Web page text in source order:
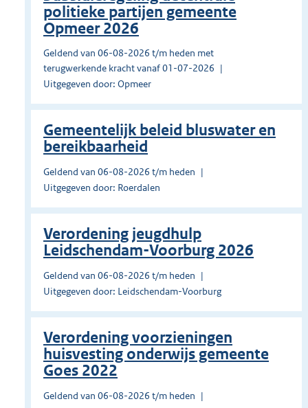
politieke partijen gemeente
Opmeer 2026
Geldend van 06-08-2026 t/m heden met
terugwerkende kracht vanaf 01-07-2026
Uitgegeven door: Opmeer
Gemeentelijk beleid bluswater en
bereikbaarheid
Geldend van 06-08-2026 t/m heden
Uitgegeven door: Roerdalen
Verordening jeugdhulp
Leidschendam-Voorburg 2026
Geldend van 06-08-2026 t/m heden
Uitgegeven door: Leidschendam-Voorburg
Verordening voorzieningen
huisvesting onderwijs gemeente
Goes 2022
Geldend van 06-08-2026 t/m heden